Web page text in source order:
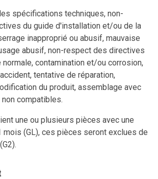
spécifications techniques, non-
du guide d'installation et/ou de la
inapproprié ou abusif, mauvaise
abusif, non-respect des directives
normale, contamination et/ou corrosion,
tentative de réparation,
du produit, assemblage avec
compatibles.
une ou plusieurs pièces avec une
mois (GL), ces pièces seront exclues de